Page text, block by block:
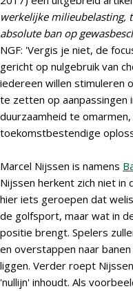
werkelijke milieubelasting,
absolute ban op
NGF: 'Vergis je niet, de
gericht op nulgebruik van
iedereen willen stimuleren
te zetten op aanpassingen
duurzaamheid te
toekomstbestendige
Marcel Nijssen is namens
Nijssen herkent zich niet in
hier iets geroepen dat
de golfsport, maar wat in
positie brengt. Spelers
en overstappen naar
liggen. Verder roept
'nullijn' inhoudt. Als